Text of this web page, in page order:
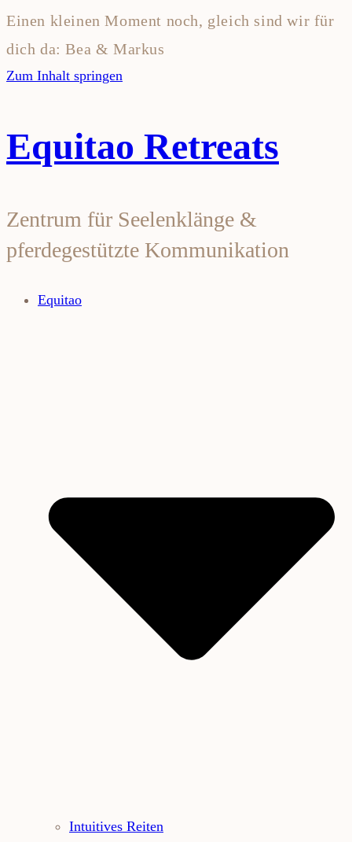
Einen kleinen Moment noch, gleich sind wir für
dich da: Bea & Markus
Zum Inhalt springen
Equitao Retreats
Zentrum für Seelenklänge &
pferdegestützte Kommunikation
Equitao
Intuitives Reiten